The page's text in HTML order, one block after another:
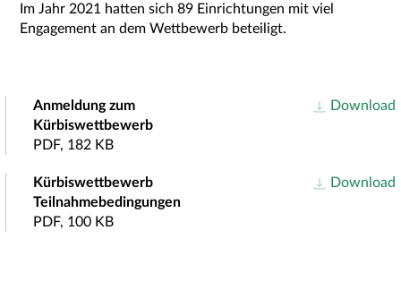
Im Jahr 2021 hatten sich 89 Einrichtungen mit viel
Engagement an dem Wettbewerb beteiligt.
Anmeldung zum
Kürbiswettbewerb
PDF, 182 KB
Download
Kürbiswettbewerb
Teilnahmebedingungen
PDF, 100 KB
Download